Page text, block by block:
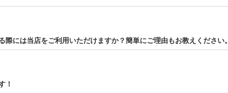
には当店をご利用いただけますか？簡単にご理由もお教えください。
！